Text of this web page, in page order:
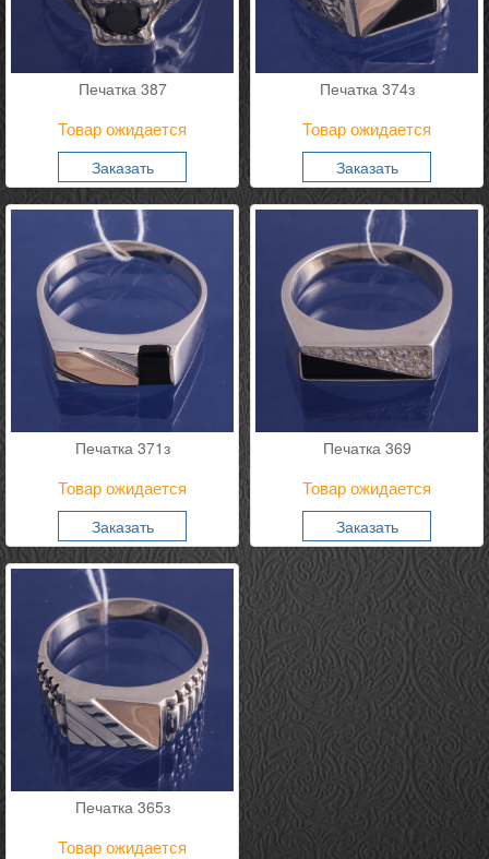
Печатка 387
Товар ожидается
Заказать
Печатка 374з
Товар ожидается
Заказать
Печатка 371з
Товар ожидается
Заказать
Печатка 369
Товар ожидается
Заказать
Печатка 365з
Товар ожидается